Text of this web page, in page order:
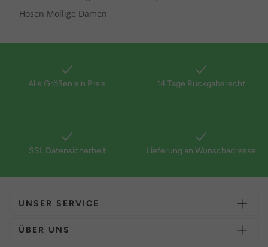
Hosen Mollige Damen
Alle Größen ein Preis 14 Tage Rückgaberecht
SSL Datensicherheit Lieferung an Wunschadresse
UNSER SERVICE
ÜBER UNS